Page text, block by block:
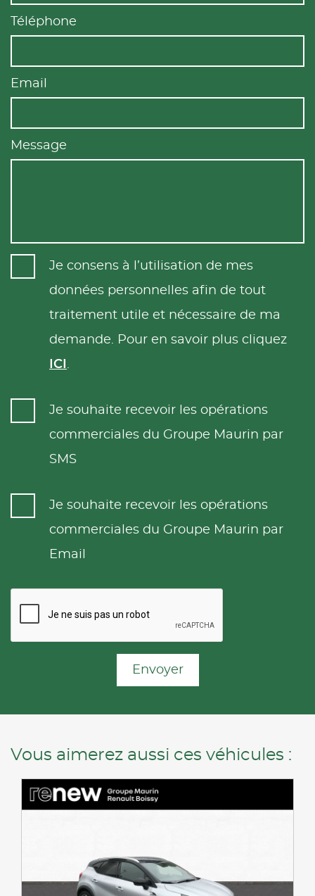
Téléphone
Email
Message
Je consens à l’utilisation de mes
données personnelles afin de tout
traitement utile et nécessaire de ma
demande. Pour en savoir plus cliquez
ICI .
Je souhaite recevoir les opérations
commerciales du Groupe Maurin par
SMS
Je souhaite recevoir les opérations
commerciales du Groupe Maurin par
Email
Envoyer
Vous aimerez aussi ces véhicules :